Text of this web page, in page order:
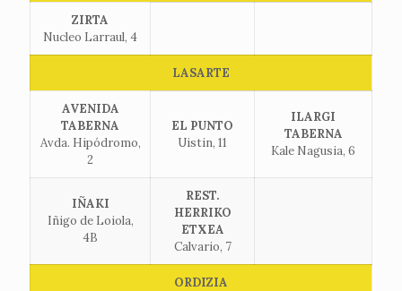
ZIRTA
Nucleo Larraul, 4
LASARTE
AVENIDA
TABERNA
Avda. Hipódromo,
2
EL PUNTO
Uistin, 11
ILARGI
TABERNA
Kale Nagusia, 6
IÑAKI
Iñigo de Loiola,
4B
REST.
HERRIKO
ETXEA
Calvario, 7
ORDIZIA